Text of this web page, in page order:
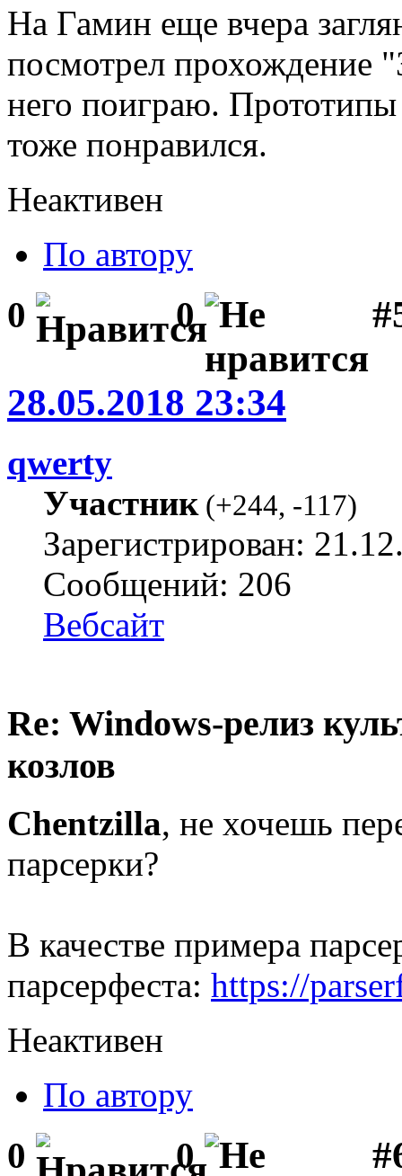
На Гамин еще вчера
посмотрел прохождение
него поиграю.
тоже понравился.
Неактивен
По автору
0 0
28.05.2018 23:34
qwerty
Участник(+244, -117)
Зарегистрирован:
Сообщений: 206
Вебсайт
Re: Windows-релиз
козлов
Chentzilla, не хочешь
парсерки?
В качестве примера
парсерфеста: https://
Неактивен
По автору
0 0